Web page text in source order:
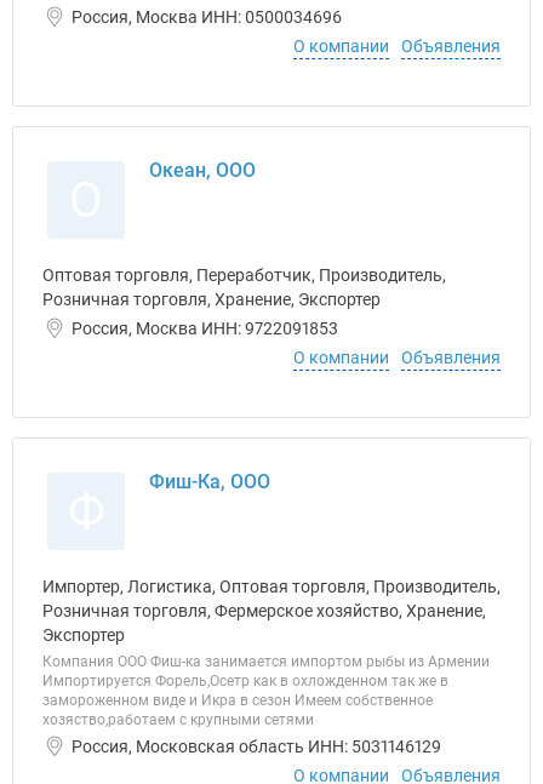
Россия, Москва ИНН: 0500034696
О компании
Объявления
Океан, ООО
Оптовая торговля, Переработчик, Производитель,
Розничная торговля, Хранение, Экспортер
Россия, Москва ИНН: 9722091853
О компании
Объявления
Фиш-Ка, ООО
Импортер, Логистика, Оптовая торговля, Производитель,
Розничная торговля, Фермерское хозяйство, Хранение,
Экспортер
Компания ООО Фиш-ка занимается импортом рыбы из Армении
Импортируется Форель,Осетр как в охложденном так же в
замороженном виде и Икра в сезон Имеем собственное
хозяство,работаем с крупными сетями
Россия, Московская область ИНН: 5031146129
О компании
Объявления